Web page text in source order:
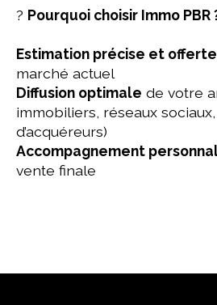
? Pourquoi choisir Immo PBR
Estimation précise et offerte
marché actuel
Diffusion optimale de votre
immobiliers, réseaux
d’acquéreurs)
Accompagnement
vente finale